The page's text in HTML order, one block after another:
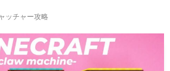
ッチャー攻略